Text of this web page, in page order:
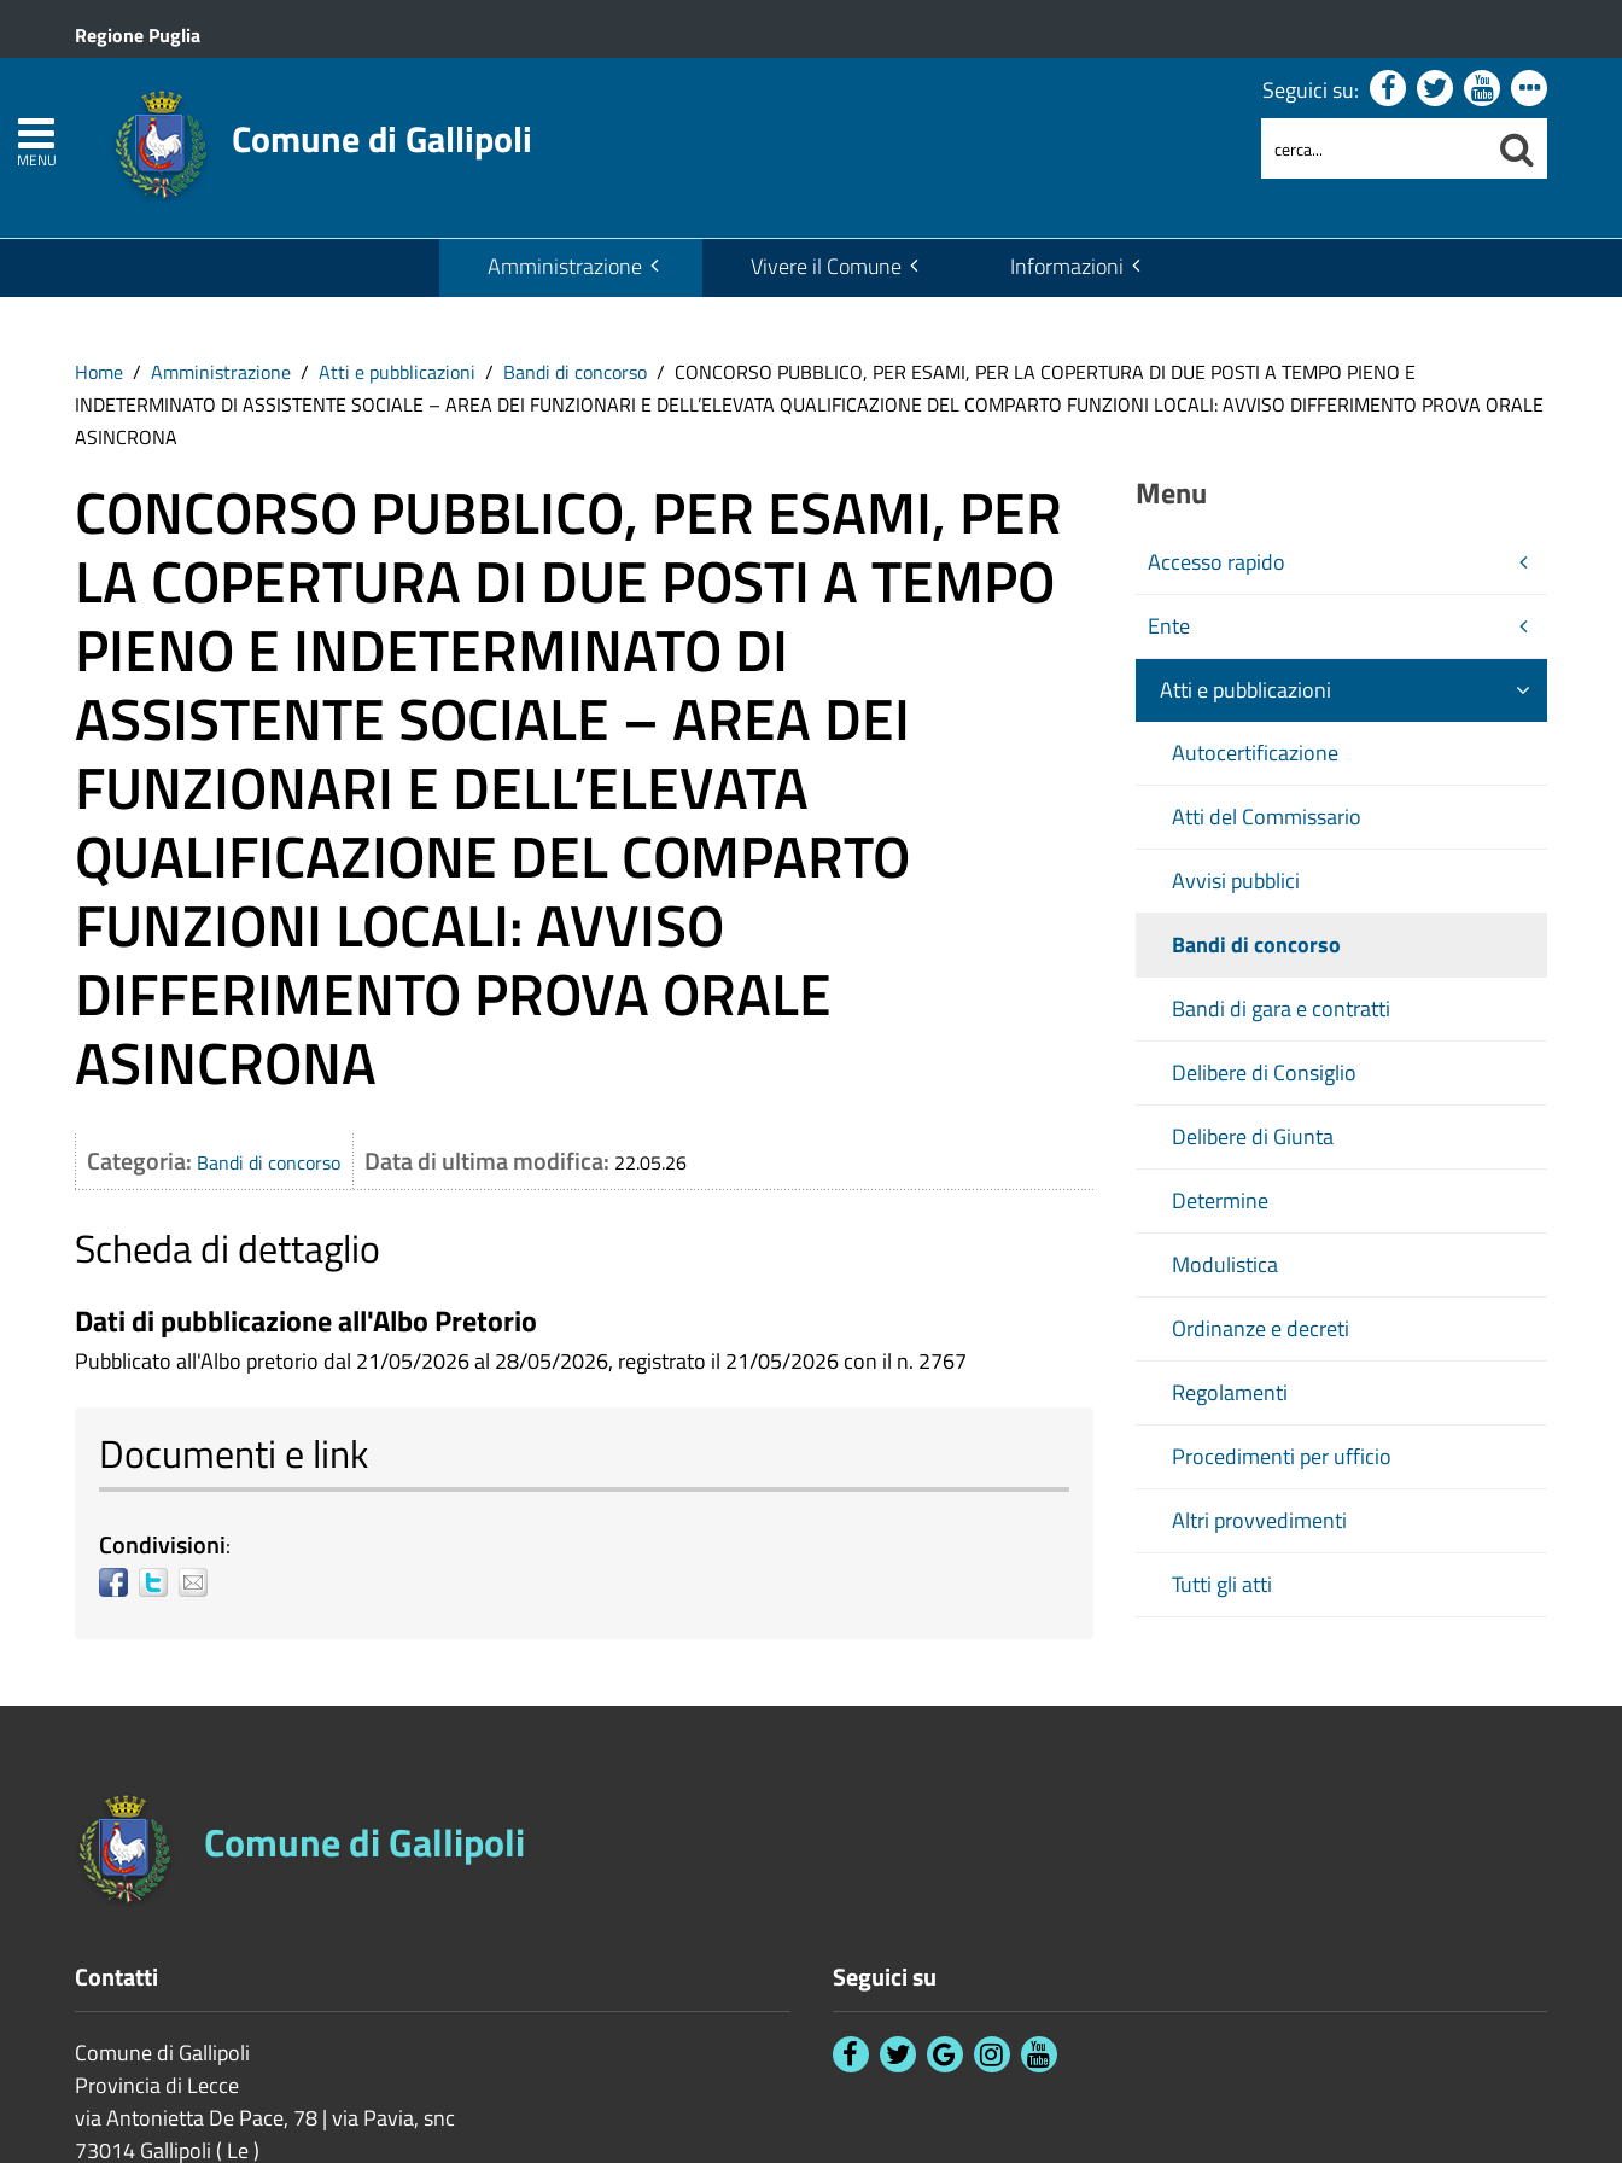
Regione Puglia
MENU Comune di Gallipoli
Seguici su:
Amministrazione Vivere il Comune Informazioni
Home Amministrazione Atti e pubblicazioni Bandi di concorso
CONCORSO PUBBLICO, PER ESAMI, PER LA COPERTURA DI DUE POSTI A TEMPO PIENO E
INDETERMINATO DI ASSISTENTE SOCIALE – AREA DEI FUNZIONARI E DELL’ELEVATA QUALIFICAZIONE DEL COMPARTO FUNZIONI LOCALI: AVVISO DIFFERIMENTO PROVA ORALE
ASINCRONA
CONCORSO PUBBLICO, PER ESAMI, PER
LA COPERTURA DI DUE POSTI A TEMPO
PIENO E INDETERMINATO DI
ASSISTENTE SOCIALE – AREA DEI
FUNZIONARI E DELL’ELEVATA
QUALIFICAZIONE DEL COMPARTO
FUNZIONI LOCALI: AVVISO
DIFFERIMENTO PROVA ORALE
ASINCRONA
Categoria: Bandi di concorso Data di ultima modifica: 22.05.26
Scheda di dettaglio
Dati di pubblicazione all'Albo Pretorio
Pubblicato all'Albo pretorio dal 21/05/2026 al 28/05/2026, registrato il 21/05/2026 con il n. 2767
Documenti e link
Condivisioni:
Menu
Accesso rapido
Ente
Atti e pubblicazioni
Autocertificazione
Atti del Commissario
Avvisi pubblici
Bandi di concorso
Bandi di gara e contratti
Delibere di Consiglio
Delibere di Giunta
Determine
Modulistica
Ordinanze e decreti
Regolamenti
Procedimenti per ufficio
Altri provvedimenti
Tutti gli atti
Comune di Gallipoli
Contatti
Comune di Gallipoli
Provincia di Lecce
via Antonietta De Pace, 78 | via Pavia, snc
73014Gallipoli ( Le)
Seguici su